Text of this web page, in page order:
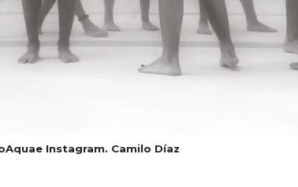
Instagram. Camilo Díaz